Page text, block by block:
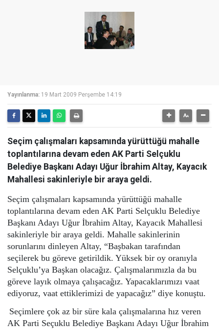
Yayınlanma: 19 Mart 2009 Perşembe 14:19
Seçim çalışmaları kapsamında yürüttüğü mahalle
toplantılarına devam eden AK Parti Selçuklu
Belediye Başkanı Adayı Uğur İbrahim Altay, Kayacık
Mahallesi sakinleriyle bir araya geldi.
Seçim çalışmaları kapsamında yürüttüğü mahalle
toplantılarına devam eden AK Parti Selçuklu Belediye
Başkanı Adayı Uğur İbrahim Altay, Kayacık Mahallesi
sakinleriyle bir araya geldi. Mahalle sakinlerinin
sorunlarını dinleyen Altay, “Başbakan tarafından
seçilerek bu göreve getirildik. Yüksek bir oy oranıyla
Selçuklu’ya Başkan olacağız. Çalışmalarımızla da bu
göreve layık olmaya çalışacağız. Yapacaklarımızı vaat
ediyoruz, vaat ettiklerimizi de yapacağız” diye konuştu.
Seçimlere çok az bir süre kala çalışmalarına hız veren
AK Parti Seçuklu Belediye Başkanı Adayı Uğur İbrahim